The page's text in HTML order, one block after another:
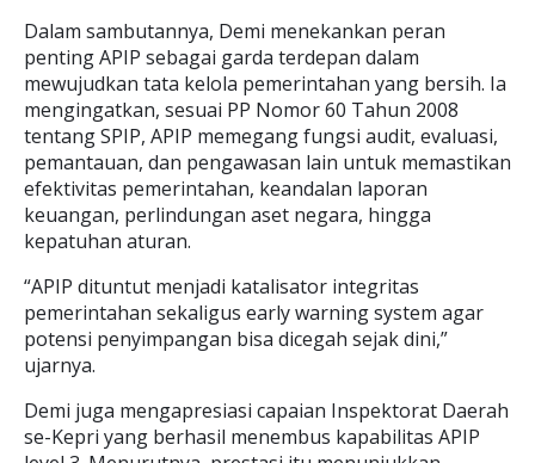
Dalam sambutannya, Demi menekankan peran
penting APIP sebagai garda terdepan dalam
mewujudkan tata kelola pemerintahan yang bersih. Ia
mengingatkan, sesuai PP Nomor 60 Tahun 2008
tentang SPIP, APIP memegang fungsi audit, evaluasi,
pemantauan, dan pengawasan lain untuk memastikan
efektivitas pemerintahan, keandalan laporan
keuangan, perlindungan aset negara, hingga
kepatuhan aturan.
“APIP dituntut menjadi katalisator integritas
pemerintahan sekaligus early warning system agar
potensi penyimpangan bisa dicegah sejak dini,”
ujarnya.
Demi juga mengapresiasi capaian Inspektorat Daerah
se-Kepri yang berhasil menembus kapabilitas APIP